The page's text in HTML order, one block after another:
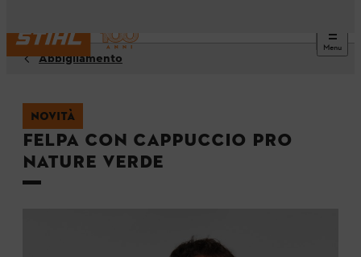
Menu
Abbigliamento
NOVITÀ
Felpa con cappuccio PRO
NATURE verde